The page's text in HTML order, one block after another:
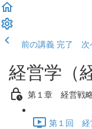
前の講義 完了 次
経営学（
第１章 経営戦
第１回 経